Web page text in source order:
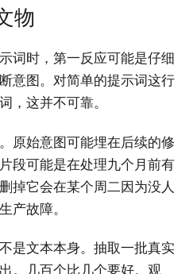
物
词时，第一反应可能是仔细
意图。对简单的提示词这行
，这并不可靠。
原始意图可能埋在后续的修
段可能是在处理九个月前有
掉它会在某个周二因为没人
产故障。
是文本本身。抽取一批真实
。几百个比几个要好。观